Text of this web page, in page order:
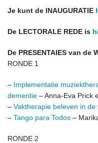
Je kunt de INAUGURATIE
De LECTORALE REDE is
De PRESENTAIES van de
RONDE 1
– Implementatie
dementie – Anna-Eva Prick
– Vaktherapie beleven in de
– Tango para Todos –
RONDE 2